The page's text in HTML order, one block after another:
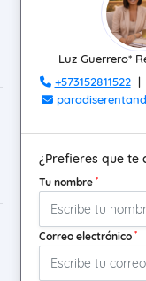
Luz Guerrero*
+573152811522|
¿Prefieres que te
Tu nombre *
Correo electrónico *